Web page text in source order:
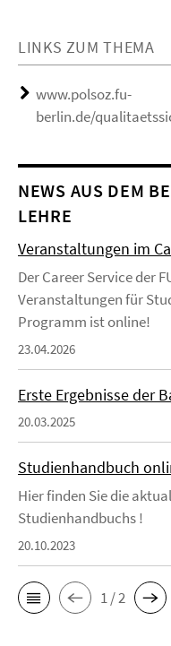
LINKS ZUM THEMA
www.polsoz.fu-
berlin.de/
NEWS AUS DEM
LEHRE
Veranstaltungen im
Der Career Service der
Veranstaltungen für
Programm ist online!
23.04.2026
Erste Ergebnisse der
20.03.2025
Studienhandbuch
Hier finden Sie die
Studienhandbuchs !
20.10.2023
1 / 2